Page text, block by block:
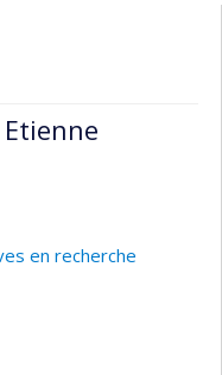
Etienne
en recherche